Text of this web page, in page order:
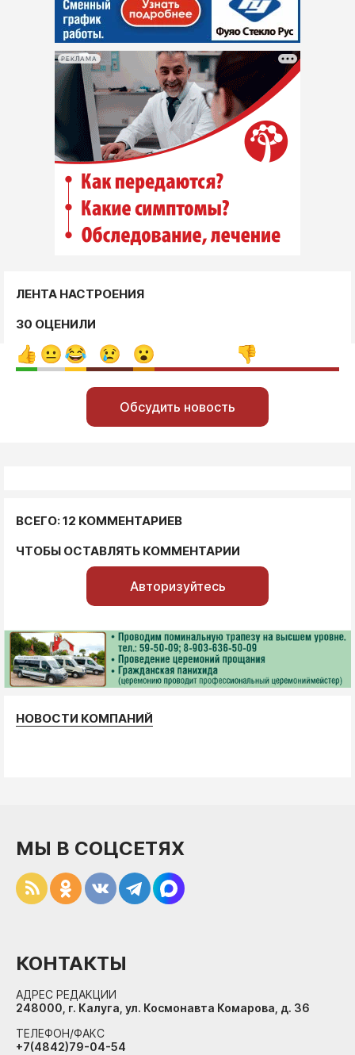
РЕКЛАМА
ЛЕНТА НАСТРОЕНИЯ
30 ОЦЕНИЛИ
Обсудить новость
ВСЕГО: 12 КОММЕНТАРИЕВ
ЧТОБЫ ОСТАВЛЯТЬ КОММЕНТАРИИ
Авторизуйтесь
НОВОСТИ КОМПАНИЙ
МЫ В СОЦСЕТЯХ
КОНТАКТЫ
АДРЕС РЕДАКЦИИ
248000, г. Калуга, ул. Космонавта Комарова, д. 36
ТЕЛЕФОН/ФАКС
+7(4842)79-04-54